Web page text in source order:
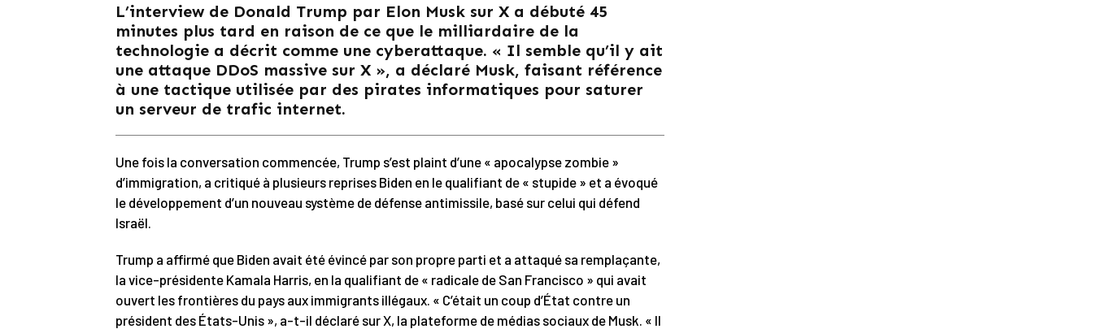
L’interview de Donald Trump par Elon Musk sur X a débuté 45
minutes plus tard en raison de ce que le milliardaire de la
technologie a décrit comme une cyberattaque. « Il semble qu’il y ait
une attaque DDoS massive sur X », a déclaré Musk, faisant référence
à une tactique utilisée par des pirates informatiques pour saturer
un serveur de trafic internet.
Une fois la conversation commencée, Trump s’est plaint d’une « apocalypse zombie »
d’immigration, a critiqué à plusieurs reprises Biden en le qualifiant de « stupide » et a évoqué
le développement d’un nouveau système de défense antimissile, basé sur celui qui défend
Israël.
Trump a affirmé que Biden avait été évincé par son propre parti et a attaqué sa remplaçante,
la vice-présidente Kamala Harris, en la qualifiant de « radicale de San Francisco » qui avait
ouvert les frontières du pays aux immigrants illégaux. « C’était un coup d’État contre un
président des États-Unis », a-t-il déclaré sur X, la plateforme de médias sociaux de Musk. « Il